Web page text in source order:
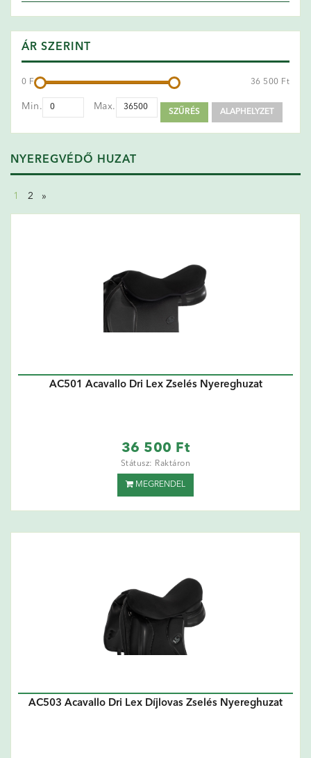
ÁR SZERINT
0 Ft 36 500 Ft
Min. Max.
SZŰRÉS ALAPHELYZET
NYEREGVÉDŐ HUZAT
1 2 »
AC501 Acavallo Dri Lex Zselés Nyereghuzat
36 500 Ft
Státusz: Raktáron
MEGRENDEL
AC503 Acavallo Dri Lex Díjlovas Zselés Nyereghuzat